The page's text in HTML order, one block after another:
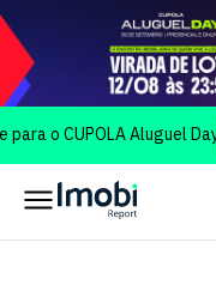
Aluguel Day